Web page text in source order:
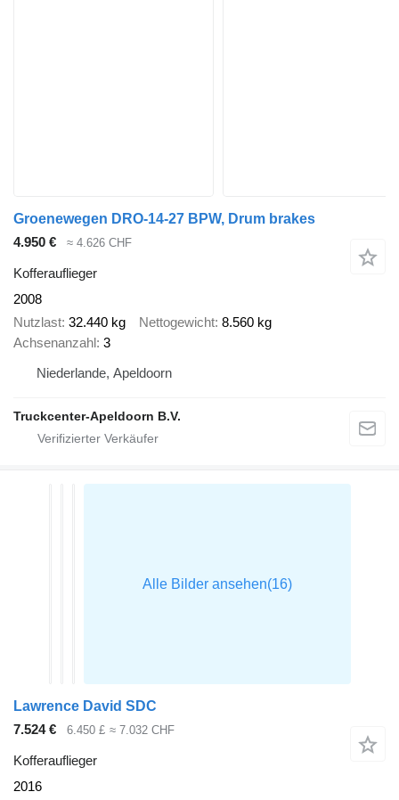
Groenewegen DRO-14-27 BPW, Drum brakes
4.950 €
≈ 4.626 CHF
Kofferauflieger
2008
Nutzlast 32.440 kg Nettogewicht 8.560 kg
Achsenanzahl 3
Niederlande, Apeldoorn
Truckcenter-Apeldoorn B.V.
Lawrence David SDC
7.524 €
6.450 £ ≈ 7.032 CHF
Kofferauflieger
2016